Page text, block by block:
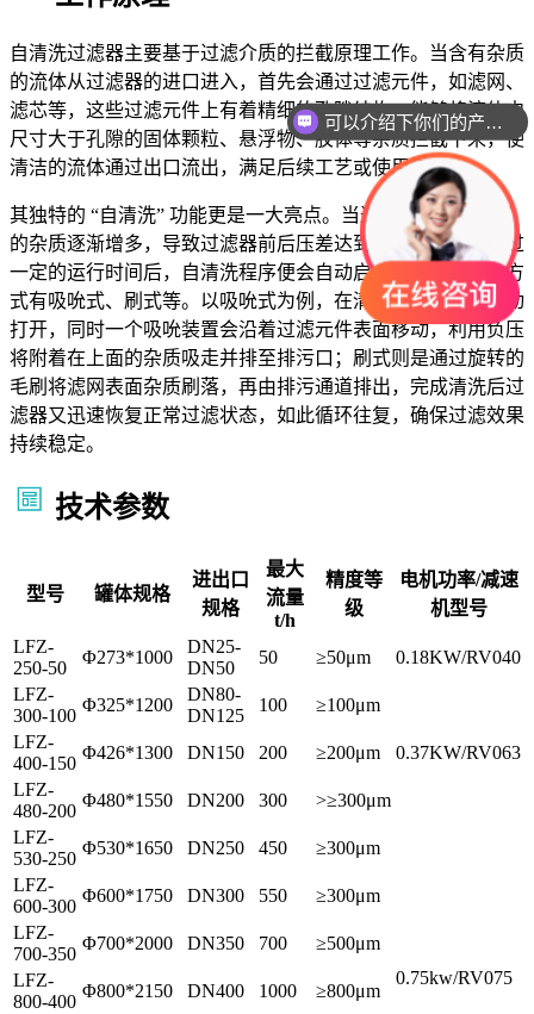
自清洗过滤器主要基于过滤介质的拦截原理工作。当含有杂质
的流体从过滤器的进口进入，首先会通过过滤元件，如滤网、
滤芯等，这些过滤元件上有着精细的孔隙结构，能够将流体中
尺寸大于孔隙的固体颗粒、悬浮物、胶体等杂质拦截下来，使
清洁的流体通过出口流出，满足后续工艺或使用需求。
其独特的 “自清洗” 功能更是一大亮点。当过滤元件表面截留
的杂质逐渐增多，导致过滤器前后压差达到设定值，或者经过
一定的运行时间后，自清洗程序便会自动启动。常见的清洗方
式有吸吮式、刷式等。以吸吮式为例，在清洗时，排污阀自动
打开，同时一个吸吮装置会沿着过滤元件表面移动，利用负压
将附着在上面的杂质吸走并排至排污口；刷式则是通过旋转的
毛刷将滤网表面杂质刷落，再由排污通道排出，完成清洗后过
滤器又迅速恢复正常过滤状态，如此循环往复，确保过滤效果
持续稳定。
技术参数
型号 罐体规格
进出口
规格
最大
流量
t/h
精度等
级
电机功率/减速
机型号
LFZ-
250-50
Φ273*1000
DN25-
DN50
50 ≥50μm
0.18KW/RV040
LFZ-
300-100
Φ325*1200
DN80-
DN125
100 ≥100μm
0.37KW/RV063
LFZ-
400-150
Φ426*1300 DN150 200
≥200μm
LFZ-
480-200
Φ480*1550 DN200 300
>≥300μm
LFZ-
530-250
Φ530*1650 DN250 450 ≥300μm
0.75kw/RV075
LFZ-
600-300
Φ600*1750 DN300 550
≥300μm
LFZ-
700-350
Φ700*2000 DN350 700
≥500μm
LFZ-
800-400
Φ800*2150 DN400 1000
≥800μm
可以介绍下你们的产品么